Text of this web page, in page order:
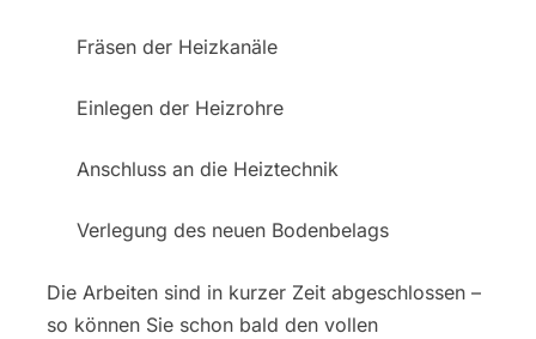
Fräsen der Heizkanäle
Einlegen der Heizrohre
Anschluss an die Heiztechnik
Verlegung des neuen Bodenbelags
Die Arbeiten sind in kurzer Zeit abgeschlossen –
so können Sie schon bald den vollen